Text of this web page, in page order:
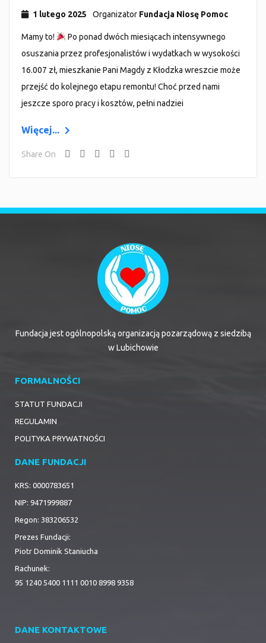
1 lutego 2025 Organizator Fundacja Niosę Pomoc
Mamy to!
Po ponad dwóch miesiącach intensywnego
osuszania przez profesjonalistów i wydatkach w wysokości
16.007 zł, mieszkanie Pani Magdy z Kłodzka wreszcie może
przejść do kolejnego etapu remontu! Choć przed nami
jeszcze sporo pracy i kosztów, pełni nadziei
Więcej...
Share On
Fundacja jest ogólnopolską organizacją pozarządową z siedzibą
w Lubichowie
FORMALNOŚCI
STATUT FUNDACJI
REGULAMIN
POLITYKA PRYWATNOŚCI
DANE FUNDACJI
KRS: 0000783651
NIP: 9471999887
Regon: 383206532
Prezes Fundacji:
Piotr Dominik Staniucha
Rachunek:
95 1240 5400 1111 0010 8998 9358
DANE KONTAKTOWE